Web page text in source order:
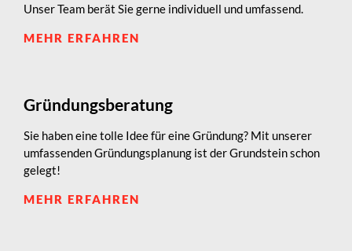
Unser Team berät Sie gerne individuell und umfassend.
MEHR ERFAHREN
Gründungsberatung
Sie haben eine tolle Idee für eine Gründung? Mit unserer
umfassenden Gründungsplanung ist der Grundstein schon
gelegt!
MEHR ERFAHREN